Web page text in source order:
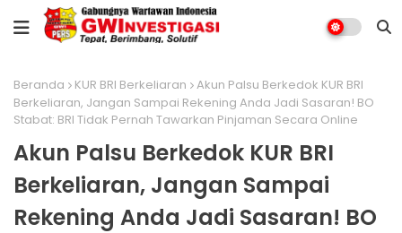
Beranda KUR BRI Berkeliaran
Akun Palsu Berkedok KUR BRI
Berkeliaran, Jangan Sampai Rekening Anda Jadi Sasaran! BO
Stabat: BRI Tidak Pernah Tawarkan Pinjaman Secara Online
Akun Palsu Berkedok KUR BRI
Berkeliaran, Jangan Sampai
Rekening Anda Jadi Sasaran! BO